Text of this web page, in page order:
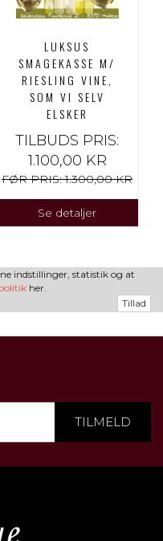
LUKSUS
SMAGEKASSE M/
RIESLING VINE,
SOM VI SELV
ELSKER
TILBUDS PRIS:
1.100,00 KR
FØR PRIS: 1.300,00 KR
Se detaljer
indstillinger, statistik og at
her.
Tillad
TILMELD